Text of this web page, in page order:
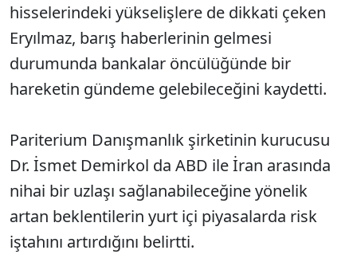
hisselerindeki yükselişlere de dikkati çeken
Eryılmaz, barış haberlerinin gelmesi
durumunda bankalar öncülüğünde bir
hareketin gündeme gelebileceğini kaydetti.
Pariterium Danışmanlık şirketinin kurucusu
Dr. İsmet Demirkol da ABD ile İran arasında
nihai bir uzlaşı sağlanabileceğine yönelik
artan beklentilerin yurt içi piyasalarda risk
iştahını artırdığını belirtti.